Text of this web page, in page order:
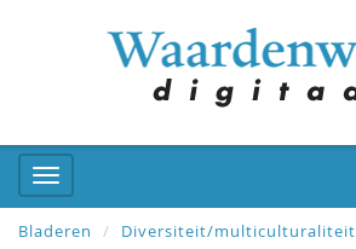
Bladeren Diversiteit/multiculturaliteit